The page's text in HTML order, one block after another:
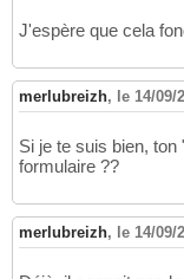
J'espère que cela
merlubreizh, le 14/09/
Si je te suis bien,
formulaire ??
merlubreizh, le 14/09/